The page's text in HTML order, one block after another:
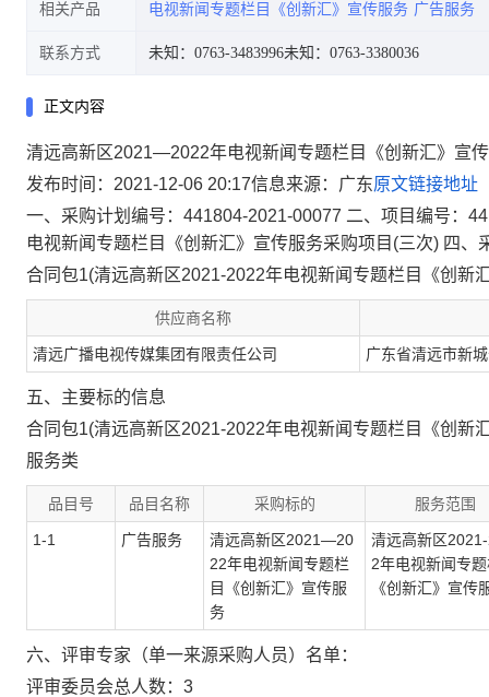
相关产品 电视新闻专题栏目《创新汇》宣传服务 广告服务
联系方式 未知：0763-3483996未知：0763-3380036
正文内容
清远高新区2021—2022年电视新闻专题栏目《创新汇》宣
发布时间：2021-12-06 20:17信息来源： 广东原文链接地址
一、采购计划编号：441804-2021-00077 二、项目编号：
电视新闻专题栏目《创新汇》宣传服务采购项目(三次) 四、
合同包1(清远高新区2021-2022年电视新闻专题栏目《创新
供应商名称
清远广播电视传媒集团有限责任公司 广东省清远市新
五、主要标的信息
合同包1(清远高新区2021-2022年电视新闻专题栏目《创新
服务类
品目号 品目名称 采购标的 服务范围
1-1 广告服务
清远高新区2021—20
22年电视新闻专题栏
目《创新汇》宣传服
务
清远高新区
2年电视新闻专
《创新汇》宣传
六、评审专家（单一来源采购人员）名单：
评审委员会总人数：3